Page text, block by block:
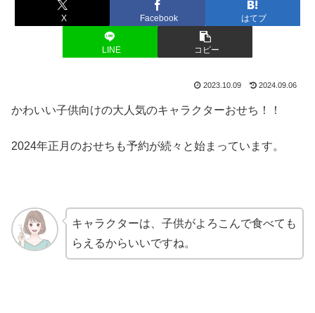
X Facebook はてブ
LINE コピー
2023.10.09 2024.09.06
かわいい子供向けの大人気のキャラクターおせち！！
2024年正月のおせちも予約が続々と始まっています。
キャラクターは、子供がよろこんで食べても
らえるからいいですね。